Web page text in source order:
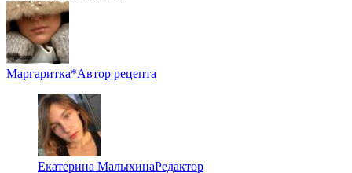
Маргаритка*Автор рецепта
Екатерина МалыхинаРедактор